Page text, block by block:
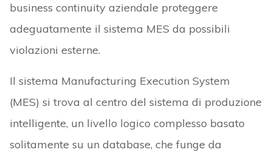
business continuity aziendale proteggere
adeguatamente il sistema MES da possibili
violazioni esterne.
Il sistema Manufacturing Execution System
(MES) si trova al centro del sistema di produzione
intelligente, un livello logico complesso basato
solitamente su un database, che funge da